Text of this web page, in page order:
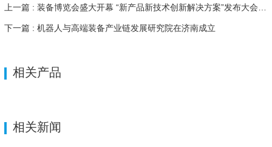
下一篇 : 机器人与高端装备产业链发展研究院在济南成立
相关产品
相关新闻